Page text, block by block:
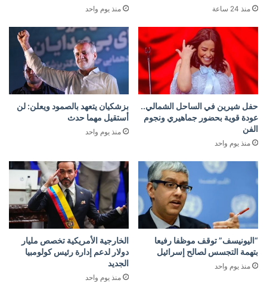
منذ 24 ساعة منذ يوم واحد
حفل شيرين في الساحل الشمالي..
عودة قوية بحضور جماهيري ونجوم
الفن
منذ يوم واحد
بزشكيان يتعهد بالصمود ويعلن: لن
أستقيل مهما حدث
منذ يوم واحد
“اليونيسف” توقف موظفا رفيعا
بتهمة التجسس لصالح إسرائيل
منذ يوم واحد
الخارجية الأمريكية تخصص مليار
دولار لدعم إدارة رئيس كولومبيا
الجديد
منذ يوم واحد